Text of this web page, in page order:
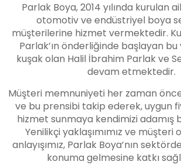
Parlak Boya, 2014 yılında kurulan
otomotiv ve endüstriyel boya
müşterilerine hizmet vermektedir.
Parlak’ın önderliğinde başlayan
kuşak olan Halil İbrahim Parlak ve
devam etmektedir.
Müşteri memnuniyeti her zaman
ve bu prensibi takip ederek, uygun
hizmet sunmaya kendimizi adamış
Yenilikçi yaklaşımımız ve müşteri
anlayışımız, Parlak Boya’nın
konuma gelmesine katkı